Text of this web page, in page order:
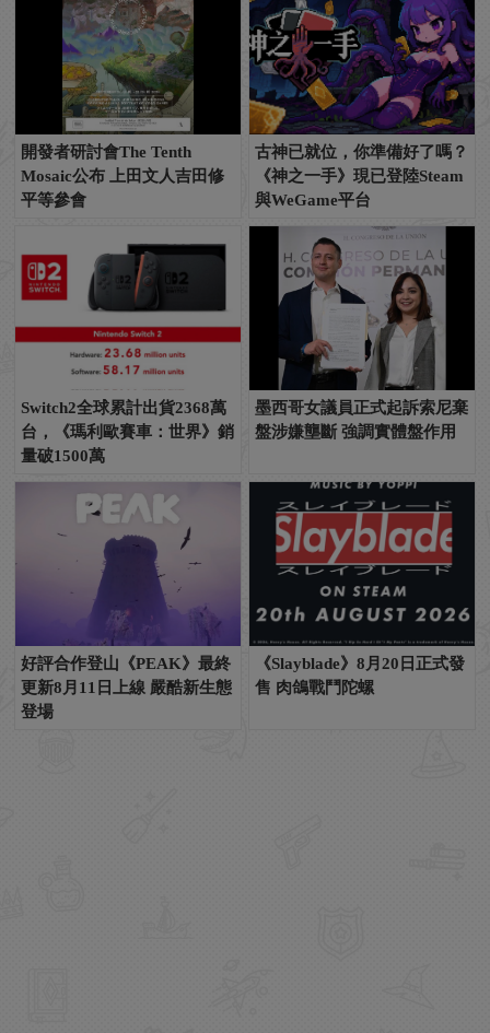
開發者研討會The Tenth
Mosaic公布 上田文人吉田修
平等參會
古神已就位，你準備好了嗎？
《神之一手》現已登陸Steam
與WeGame平台
Switch2全球累計出貨2368萬
台，《瑪利歐賽車：世界》銷
量破1500萬
墨西哥女議員正式起訴索尼棄
盤涉嫌壟斷 強調實體盤作用
好評合作登山《PEAK》最終
更新8月11日上線 嚴酷新生態
登場
《Slayblade》8月20日正式發
售 肉鴿戰鬥陀螺